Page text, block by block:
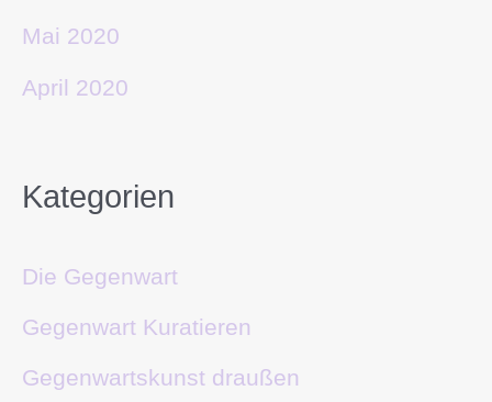
Mai 2020
April 2020
Kategorien
Die Gegenwart
Gegenwart Kuratieren
Gegenwartskunst draußen